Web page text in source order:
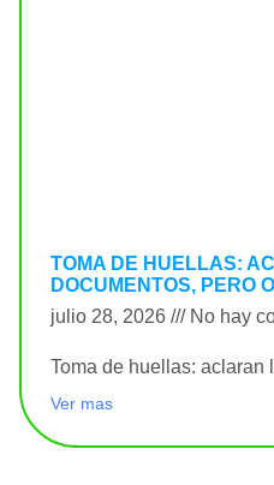
TOMA DE HUELLAS:
DOCUMENTOS, PERO
julio 28, 2026
No hay
Toma de huellas: aclaran
Ver mas